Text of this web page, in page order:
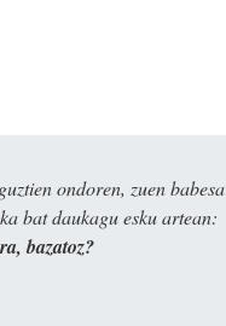
ondoren, zuen babesa
bat daukagu esku artean:
bazatoz?